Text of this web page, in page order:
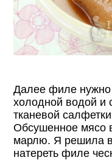
Далее филе
холодной водой и
тканевой
Обсушенное мясо
марлю. Я решила в
натереть филе